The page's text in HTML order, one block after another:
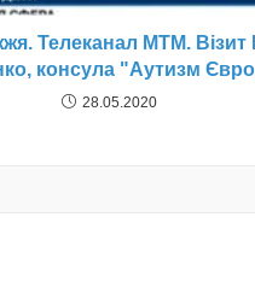
Телеканал МТМ. Візит
консула "Аутизм
28.05.2020